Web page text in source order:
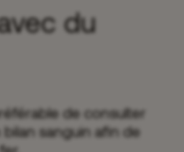
du
de consulter
sanguin afin de